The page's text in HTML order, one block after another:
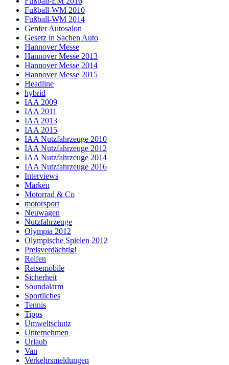
Fußball-WM 2010
Fußball-WM 2014
Genfer Autosalon
Gesetz in Sachen Auto
Hannover Messe
Hannover Messe 2013
Hannover Messe 2014
Hannover Messe 2015
Headline
hybrid
IAA 2009
IAA 2011
IAA 2013
IAA 2015
IAA Nutzfahrzeuge 2010
IAA Nutzfahrzeuge 2012
IAA Nutzfahrzeuge 2014
IAA Nutzfahrzeuge 2016
Interviews
Marken
Motorrad & Co
motorsport
Neuwagen
Nutzfahrzeuge
Olympia 2012
Olympische Spielen 2012
Preisverdächtig!
Reifen
Reisemobile
Sicherheit
Soundalarm
Sportliches
Tennis
Tipps
Umweltschutz
Unternehmen
Urlaub
Van
Verkehrsmeldungen